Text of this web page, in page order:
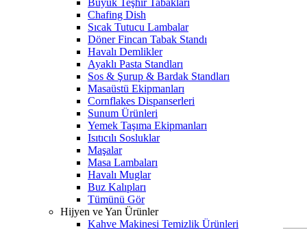
Büyük Teşhir Tabakları
Chafing Dish
Sıcak Tutucu Lambalar
Döner Fincan Tabak Standı
Havalı Demlikler
Ayaklı Pasta Standları
Sos & Şurup & Bardak Standları
Masaüstü Ekipmanları
Cornflakes Dispanserleri
Sunum Ürünleri
Yemek Taşıma Ekipmanları
Isıtıcılı Sosluklar
Maşalar
Masa Lambaları
Havalı Muglar
Buz Kalıpları
Tümünü Gör
Hijyen ve Yan Ürünler
Kahve Makinesi Temizlik Ürünleri